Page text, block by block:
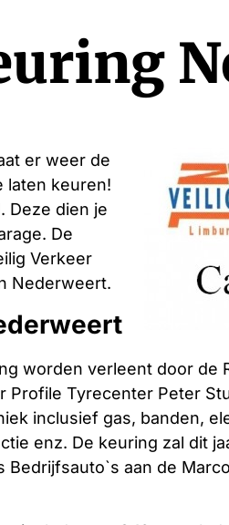
er weer de
laten keuren!
Deze dien je
De
Verkeer
Nederweert.
worden verleent door de
Profile Tyrecenter Peter
inclusief gas, banden,
enz. De keuring zal dit
Bedrijfsauto`s aan de